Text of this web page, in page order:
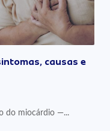
causas e
do miocárdio —...